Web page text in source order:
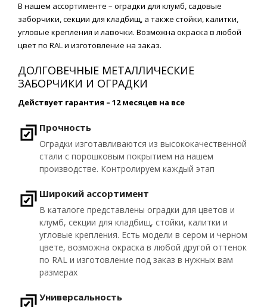
В нашем ассортименте – оградки для клумб, садовые
заборчики, секции для кладбищ, а также стойки, калитки,
угловые крепления и лавочки. Возможна окраска в любой
цвет по RAL и изготовление на заказ.
ДОЛГОВЕЧНЫЕ МЕТАЛЛИЧЕСКИЕ
ЗАБОРЧИКИ И ОГРАДКИ
Действует гарантия – 12 месяцев на все
Прочность
Оградки изготавливаются из высококачественной
стали с порошковым покрытием на нашем
производстве. Контролируем каждый этап
Широкий ассортимент
В каталоге представлены оградки для цветов и
клумб, секции для кладбищ, стойки, калитки и
угловые крепления. Есть модели в сером и черном
цвете, возможна окраска в любой другой оттенок
по RAL и изготовление под заказ в нужных вам
размерах
Универсальность